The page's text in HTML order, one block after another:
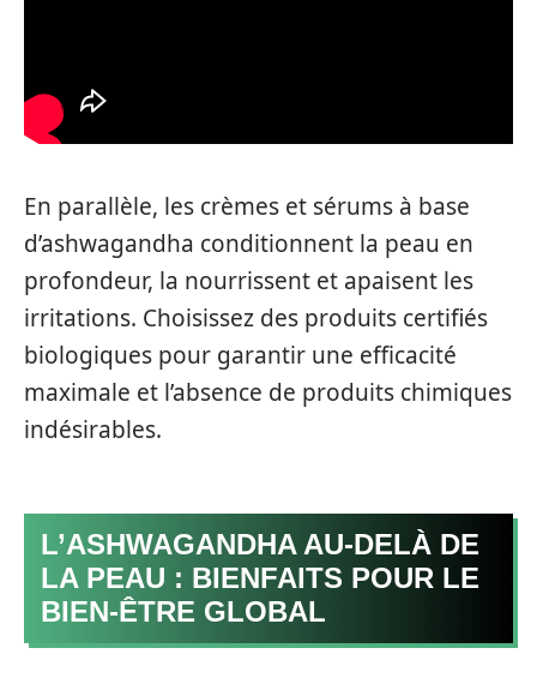
En parallèle, les crèmes et sérums à base
d’ashwagandha conditionnent la peau en
profondeur, la nourrissent et apaisent les
irritations. Choisissez des produits certifiés
biologiques pour garantir une efficacité
maximale et l’absence de produits chimiques
indésirables.
L’ASHWAGANDHA AU-DELÀ DE
LA PEAU : BIENFAITS POUR LE
BIEN-ÊTRE GLOBAL